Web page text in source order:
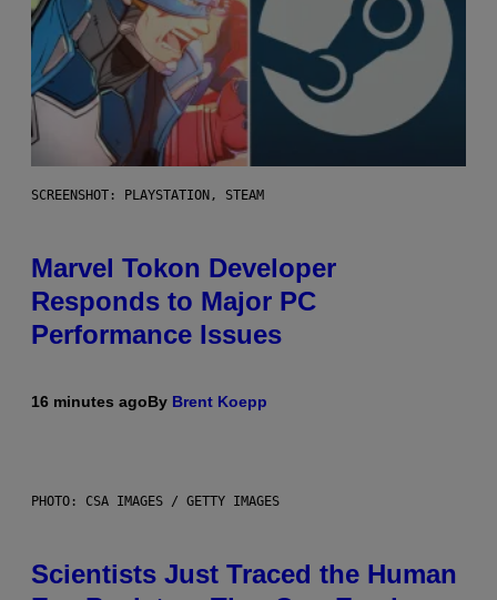
SCREENSHOT: PLAYSTATION, STEAM
Marvel Tokon Developer
Responds to Major PC
Performance Issues
16 minutes agoBy Brent Koepp
PHOTO: CSA IMAGES / GETTY IMAGES
Scientists Just Traced the Human